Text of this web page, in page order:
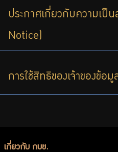
ประกาศเกี่ยวกับความเป็
Notice)
การใช้สิทธิของเจ้าของข้อ
เกี่ยวกับ กบข.